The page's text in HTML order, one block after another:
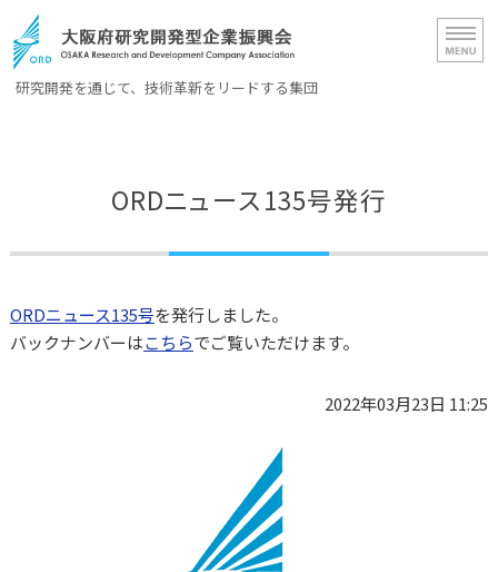
大阪府研究開発型企
研究開発を通じて、技術革新をリードする集団
お問い合わせ
ORDニュース135号発行
ORDニュース135号を発行しました。
バックナンバーはこちらでご覧いただけます。
2022年03月23日 11:25